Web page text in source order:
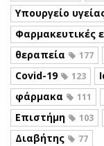
Υπουργείο
Φαρμακευτικές
θεραπεία 177
Covid-19 123
φάρμακα 111
Επιστήμη 103
Διαβήτης 77